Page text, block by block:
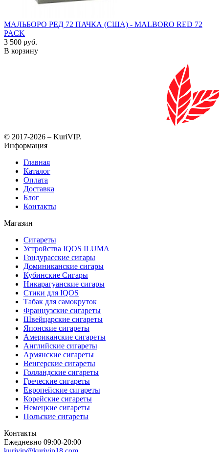
МАЛЬБОРО РЕД 72 ПАЧКА (США) - MALBORO RED 72
PACK
3 500 руб.
В корзину
© 2017-2026 – KuriVIP.
Информация
Главная
Каталог
Оплата
Доставка
Блог
Контакты
Магазин
Сигареты
Устройства IQOS ILUMA
Гондурасские сигары
Доминиканские сигары
Кубинские Сигары
Никарагуанские сигары
Стики для IQOS
Табак для самокруток
Французские сигареты
Швейцарские сигареты
Японские сигареты
Американские сигареты
Английские сигареты
Армянские сигареты
Венгерские сигареты
Голландские сигареты
Греческие сигареты
Европейские сигареты
Корейские сигареты
Немецкие сигареты
Польские сигареты
Контакты
Ежедневно 09:00-20:00